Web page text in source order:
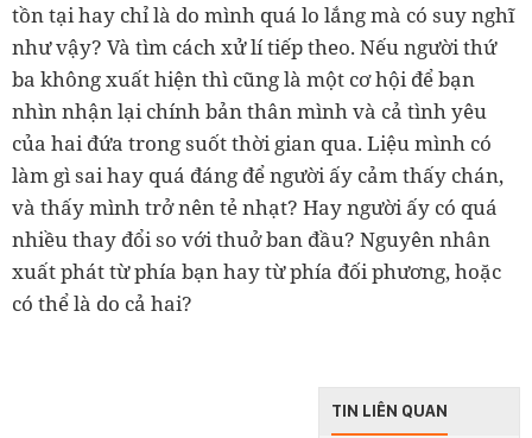
tồn tại hay chỉ là do mình quá lo lắng mà có suy nghĩ
như vậy? Và tìm cách xử lí tiếp theo. Nếu người thứ
ba không xuất hiện thì cũng là một cơ hội để bạn
nhìn nhận lại chính bản thân mình và cả tình yêu
của hai đứa trong suốt thời gian qua. Liệu mình có
làm gì sai hay quá đáng để người ấy cảm thấy chán,
và thấy mình trở nên tẻ nhạt? Hay người ấy có quá
nhiều thay đổi so với thuở ban đầu? Nguyên nhân
xuất phát từ phía bạn hay từ phía đối phương, hoặc
có thể là do cả hai?
TIN LIÊN QUAN